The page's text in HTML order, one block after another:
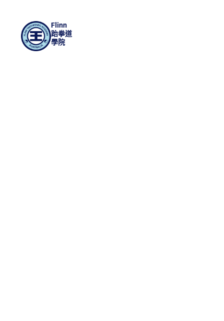
Flinn
跆拳道
學院